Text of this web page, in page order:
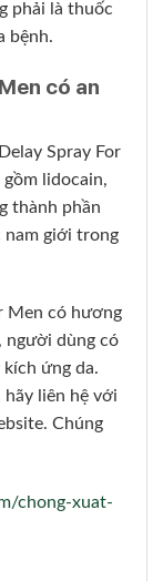
phải là thuốc
bệnh.
có an
Spray For
lidocain,
thành phần
giới trong
Men có hương
người dùng có
ứng da.
hãy liên hệ với
Chúng
chong-xuat-